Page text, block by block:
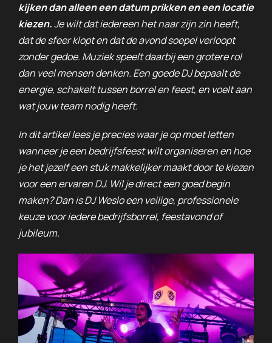
kijken dan alleen een datum prikken en een locatie
kiezen.Je wilt dat iedereen het naar zijn zin heeft,
dat de sfeer klopt en dat de avond soepel verloopt
zonder gedoe. Muziek speelt daarbij een grotere rol
dan veel mensen denken. Een goede DJ bepaalt de
energie, schakelt tussen borrel en feest, en voelt aan
wat jouw team nodig heeft.
In dit artikel lees je precies waar je op moet letten
wanneer je een bedrijfsfeest wilt organiseren en hoe
je het jezelf een stuk makkelijker maakt door te kiezen
voor een ervaren DJ. Wil je direct een goed begin
maken? Dan is DJ Weslo een veilige, professionele
keuze voor iedere bedrijfsborrel, feestavond of
jubileum.